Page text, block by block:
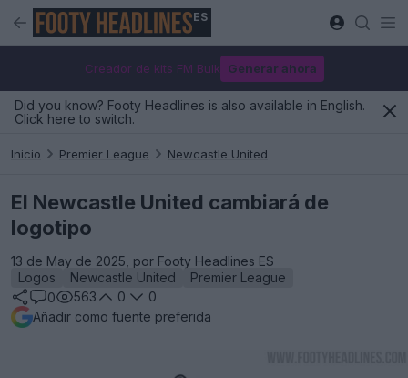
ES
Creador de kits FM Bulk Generar ahora
Did you know? Footy Headlines is also available in English.
Click here to switch.
Inicio Premier League Newcastle United
El Newcastle United cambiará de
logotipo
13 de May de 2025, por Footy Headlines ES
Logos
Newcastle United
Premier League
0
563 0
0
Añadir como fuente preferida